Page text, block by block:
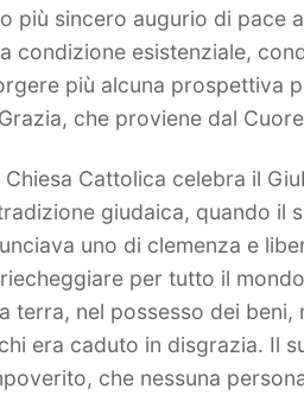
più sincero augurio di pace
condizione esistenziale,
più alcuna prospettiva
che proviene dal
Cattolica celebra il
tradizione giudaica, quando
uno di clemenza e
per tutto il
terra, nel possesso dei
era caduto in disgrazia. Il
che nessuna